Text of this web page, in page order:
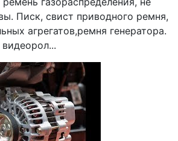
Писк, свист приводного ремня,
агрегатов,ремня генератора.